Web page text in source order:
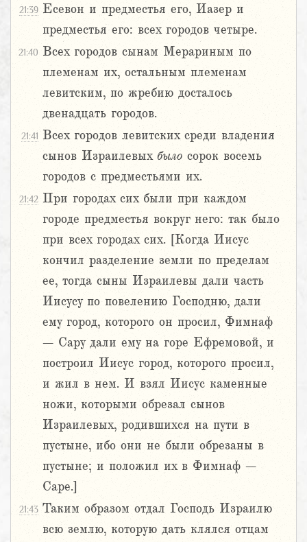
21:39 Есевон и предместья его, Иазер и
предместья его: всех городов четыре.
21:40 Всех городов сынам Мерариным по
племенам их, остальным племенам
левитским, по жребию досталось
двенадцать городов.
21:41 Всех городов левитских среди владения
сынов Израилевых было сорок восемь
городов с предместьями их.
21:42 При городах сих были при каждом
городе предместья вокруг него: так было
при всех городах сих. [Когда Иисус
кончил разделение земли по пределам
ее, тогда сыны Израилевы дали часть
Иисусу по повелению Господню, дали
ему город, которого он просил, Фимнаф
– Сару дали ему на горе Ефремовой, и
построил Иисус город, которого просил,
и жил в нем. И взял Иисус каменные
ножи, которыми обрезал сынов
Израилевых, родившихся на пути в
пустыне, ибо они не были обрезаны в
пустыне; и положил их в Фимнаф –
Саре.]
21:43 Таким образом отдал Господь Израилю
всю землю, которую дать клялся отцам